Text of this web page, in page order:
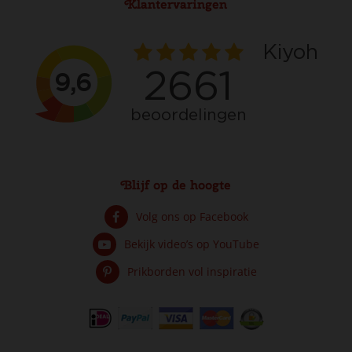
Klantervaringen
Blijf op de hoogte
Volg ons op Facebook
Bekijk video’s op YouTube
Prikborden vol inspiratie